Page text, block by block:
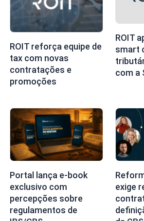
ROIT reforça equipe de
tax com novas
contratações e
promoções
ROIT
smart
com a
Portal lança e-book
exclusivo com
percepções sobre
regulamentos de
exige